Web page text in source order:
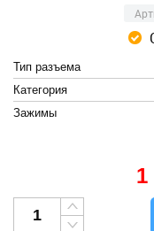
Тип разъема
Категория
Зажимы
1